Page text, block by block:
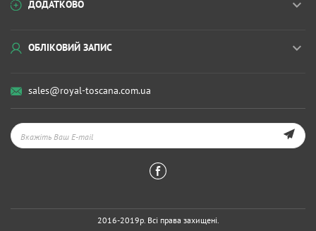
ДОДАТКОВО
ОБЛІКОВИЙ ЗАПИС
sales@royal-toscana.com.ua
2016-2019р. Всі права захищені.